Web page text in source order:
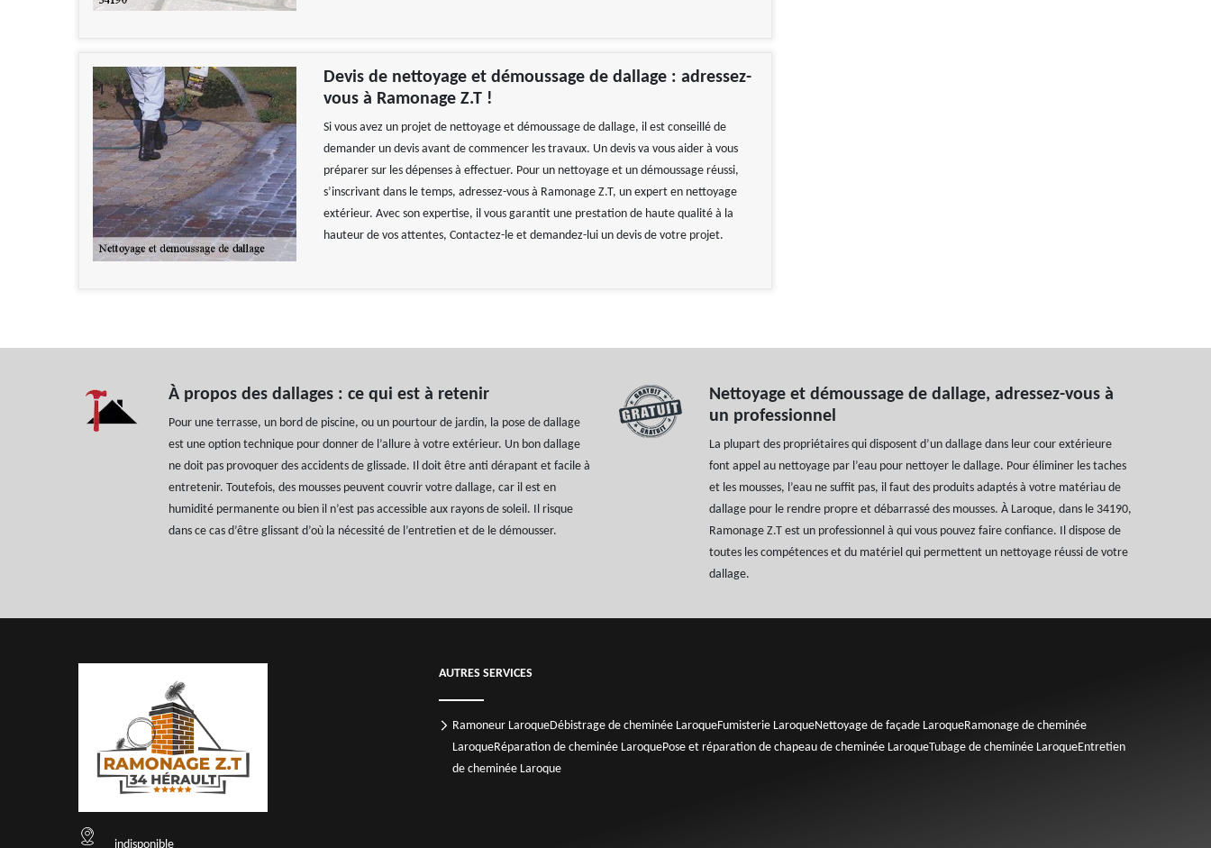
Devis de nettoyage et démoussage de dallage : adressez-
vous à Ramonage Z.T !
Si vous avez un projet de nettoyage et démoussage de dallage, il est conseillé de
demander un devis avant de commencer les travaux. Un devis va vous aider à vous
préparer sur les dépenses à effectuer. Pour un nettoyage et un démoussage réussi,
s’inscrivant dans le temps, adressez-vous à Ramonage Z.T, un expert en nettoyage
extérieur. Avec son expertise, il vous garantit une prestation de haute qualité à la
hauteur de vos attentes, Contactez-le et demandez-lui un devis de votre projet.
À propos des dallages : ce qui est à retenir
Pour une terrasse, un bord de piscine, ou un pourtour de jardin, la pose de dallage
est une option technique pour donner de l’allure à votre extérieur. Un bon dallage
ne doit pas provoquer des accidents de glissade. Il doit être anti dérapant et facile à
entretenir. Toutefois, des mousses peuvent couvrir votre dallage, car il est en
humidité permanente ou bien il n’est pas accessible aux rayons de soleil. Il risque
dans ce cas d’être glissant d’où la nécessité de l’entretien et de le démousser.
Nettoyage et démoussage de dallage, adressez-vous à
un professionnel
La plupart des propriétaires qui disposent d’un dallage dans leur cour extérieure
font appel au nettoyage par l’eau pour nettoyer le dallage. Pour éliminer les taches
et les mousses, l’eau ne suffit pas, il faut des produits adaptés à votre matériau de
dallage pour le rendre propre et débarrassé des mousses. À Laroque, dans le 34190,
Ramonage Z.T est un professionnel à qui vous pouvez faire confiance. Il dispose de
toutes les compétences et du matériel qui permettent un nettoyage réussi de votre
dallage.
indisponible
AUTRES SERVICES
Ramoneur LaroqueDébistrage de cheminée LaroqueFumisterie LaroqueNettoyage de façade LaroqueRamonage de cheminée
LaroqueRéparation de cheminée LaroquePose et réparation de chapeau de cheminée LaroqueTubage de cheminée LaroqueEntretien
de cheminée Laroque